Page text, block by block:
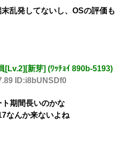
乱発してないし、OSの評価も
[Lv.2][新芽] (ﾜｯﾁｮｲ 890b-5193)
ID:i8bUNSDf0
期間長いのかな
なんか来ないよね